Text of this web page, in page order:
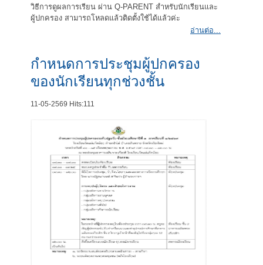
วิธีการดูผลการเรียน ผ่าน Q-PARENT สำหรับนักเรียนและ
ผู้ปกครอง สามารถโหลดแล้วติดตั้งใช้ได้แล้วค่ะ
อ่านต่อ...
กำหนดการประชุมผู้ปกครอง
ของนักเรียนทุกช่วงชั้น
11-05-2569 Hits:111